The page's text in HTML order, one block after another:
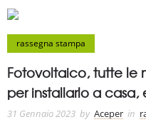
rassegna stampa
Fotovoltaico, tutte le
per installarlo a casa,
31 Gennaio 2023 by Aceper in